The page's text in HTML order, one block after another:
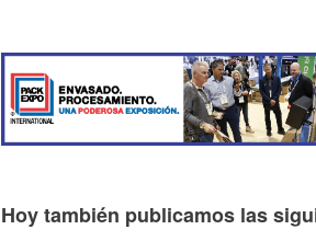
Hoy también publicamos las